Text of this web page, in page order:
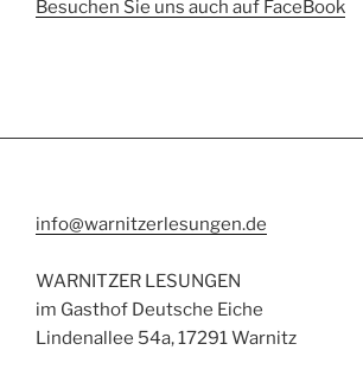
Besuchen Sie uns auch auf FaceBook
info@warnitzerlesungen.de
WARNITZER LESUNGEN
im Gasthof Deutsche Eiche
Lindenallee 54a, 17291 Warnitz